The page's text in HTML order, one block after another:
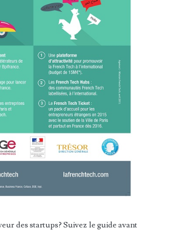
des startups? Suivez le guide avant